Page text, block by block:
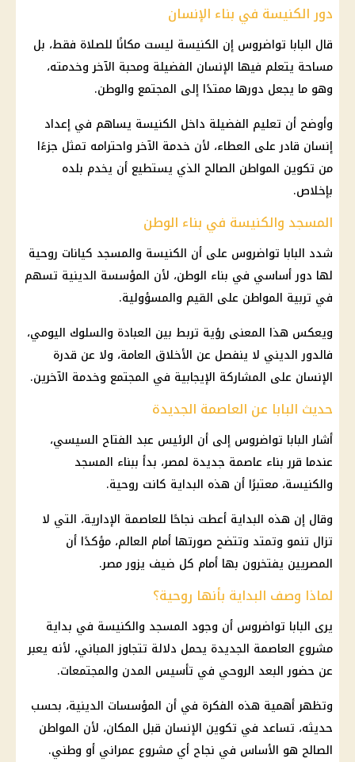
دور الكنيسة في بناء الإنسان
قال البابا تواضروس إن الكنيسة ليست مكانًا للصلاة فقط، بل
مساحة يتعلم فيها الإنسان الفضيلة ومحبة الآخر وخدمته،
وهو ما يجعل دورها ممتدًا إلى المجتمع والوطن.
وأوضح أن تعليم الفضيلة داخل الكنيسة يساهم في إعداد
إنسان قادر على العطاء، لأن خدمة الآخر واحترامه تمثل جزءًا
من تكوين المواطن الصالح الذي يستطيع أن يخدم بلده
بإخلاص.
المسجد والكنيسة في بناء الوطن
شدد البابا تواضروس على أن الكنيسة والمسجد كيانات روحية
لها دور أساسي في بناء الوطن، لأن المؤسسة الدينية تسهم
في تربية المواطن على القيم والمسؤولية.
ويعكس هذا المعنى رؤية تربط بين العبادة والسلوك اليومي،
فالدور الديني لا ينفصل عن الأخلاق العامة، ولا عن قدرة
الإنسان على المشاركة الإيجابية في المجتمع وخدمة الآخرين.
حديث البابا عن العاصمة الجديدة
أشارالبابا تواضروس إلى أن الرئيس عبد الفتاح السيسي،
عندما قرر بناء عاصمة جديدة لمصر، بدأ ببناء المسجد
والكنيسة، معتبرًا أن هذه البداية كانت روحية.
وقال إن هذه البداية أعطت نجاحًا للعاصمة الإدارية، التي لا
تزال تنمو وتمتد وتتضح صورتها أمام العالم، مؤكدًا أن
المصريين يفتخرون بها أمام كل ضيف يزور مصر.
لماذا وصف البداية بأنها روحية؟
يرى البابا تواضروس أن وجود المسجد والكنيسة في بداية
مشروع العاصمة الجديدة يحمل دلالة تتجاوز المباني، لأنه يعبر
عن حضور البعد الروحي في تأسيس المدن والمجتمعات.
وتظهر أهمية هذه الفكرة في أن المؤسسات الدينية، بحسب
حديثه، تساعد في تكوين الإنسان قبل المكان، لأن المواطن
الصالح هو الأساس في نجاح أي مشروع عمراني أو وطني.